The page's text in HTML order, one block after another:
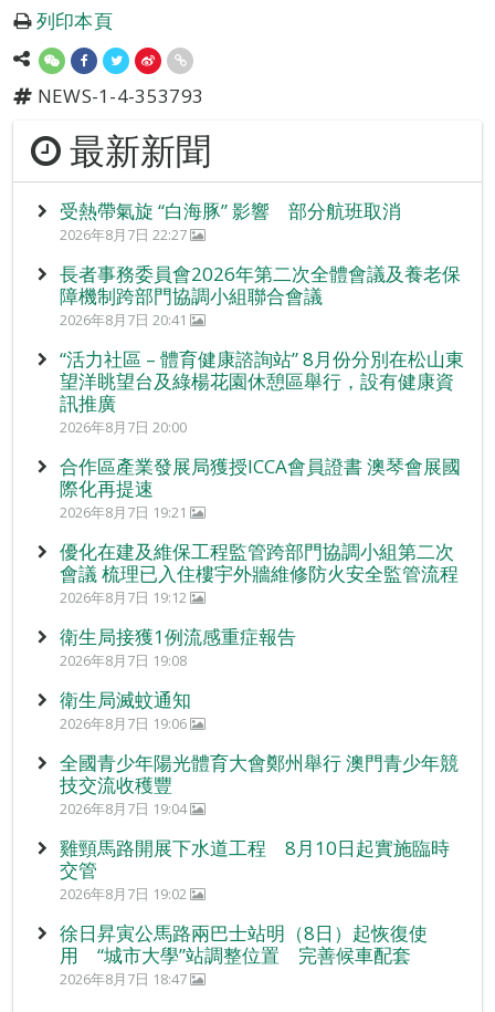
列印本頁
NEWS-1-4-353793
最新新聞
受熱帶氣旋 “白海豚” 影響 部分航班取消
2026年8月7日 22:27
長者事務委員會2026年第二次全體會議及養老保
障機制跨部門協調小組聯合會議
2026年8月7日 20:41
“活力社區 – 體育健康諮詢站” 8月份分別在松山東
望洋眺望台及綠楊花園休憩區舉行，設有健康資
訊推廣
2026年8月7日 20:00
合作區產業發展局獲授ICCA會員證書 澳琴會展國
際化再提速
2026年8月7日 19:21
優化在建及維保工程監管跨部門協調小組第二次
會議 梳理已入住樓宇外牆維修防火安全監管流程
2026年8月7日 19:12
衛生局接獲1例流感重症報告
2026年8月7日 19:08
衛生局滅蚊通知
2026年8月7日 19:06
全國青少年陽光體育大會鄭州舉行 澳門青少年競
技交流收穫豐
2026年8月7日 19:04
雞頸馬路開展下水道工程 8月10日起實施臨時
交管
2026年8月7日 19:02
徐日昇寅公馬路兩巴士站明（8日）起恢復使
用 “城市大學”站調整位置 完善候車配套
2026年8月7日 18:47